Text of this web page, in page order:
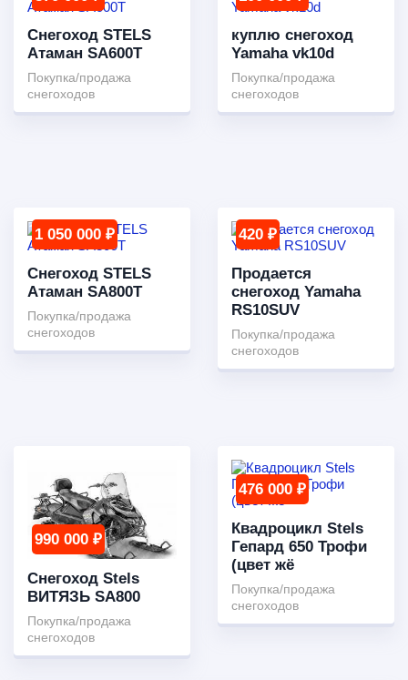
Снегоход STELS
Атаман SA600T
Покупка/продажа
снегоходов
куплю снегоход
Yamaha vk10d
Покупка/продажа
снегоходов
1 050 000 ₽
Снегоход STELS
Атаман SA800T
Покупка/продажа
снегоходов
420 ₽
Продается
снегоход Yamaha
RS10SUV
Покупка/продажа
снегоходов
990 000 ₽
Снегоход Stels
ВИТЯЗЬ SA800
Покупка/продажа
снегоходов
476 000 ₽
Квадроцикл Stels
Гепард 650 Трофи
(цвет жё
Покупка/продажа
снегоходов